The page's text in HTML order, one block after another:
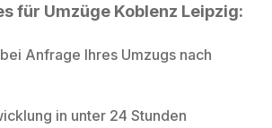
für Umzüge Koblenz Leipzig:
Anfrage Ihres Umzugs nach
in unter 24 Stunden